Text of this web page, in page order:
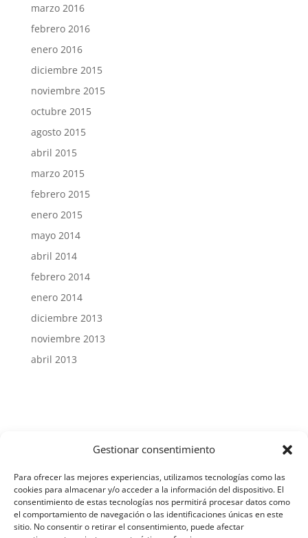
Gestionar consentimiento
Para ofrecer las mejores experiencias, utilizamos tecnologías como las
cookies para almacenar y/o acceder a la información del dispositivo. El
consentimiento de estas tecnologías nos permitirá procesar datos como
el comportamiento de navegación o las identificaciones únicas en este
sitio. No consentir o retirar el consentimiento, puede afectar
marzo 2016
febrero 2016
enero 2016
diciembre 2015
noviembre 2015
octubre 2015
agosto 2015
abril 2015
marzo 2015
febrero 2015
enero 2015
mayo 2014
abril 2014
febrero 2014
enero 2014
diciembre 2013
noviembre 2013
abril 2013
Aviso Legal y Protección de Datos
Política de Cookies